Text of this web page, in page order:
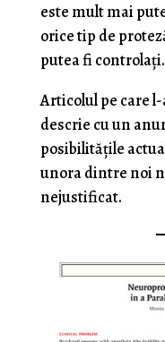
este mult mai
orice tip de
putea fi controlaţi.
Articolul pe care
descrie cu un
posibilităţile
unora dintre noi
nejustificat.